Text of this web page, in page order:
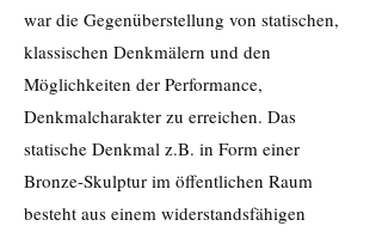
war die Gegenüberstellung von statischen,
klassischen Denkmälern und den
Möglichkeiten der Performance,
Denkmalcharakter zu erreichen. Das
statische Denkmal z.B. in Form einer
Bronze-Skulptur im öffentlichen Raum
besteht aus einem widerstandsfähigen